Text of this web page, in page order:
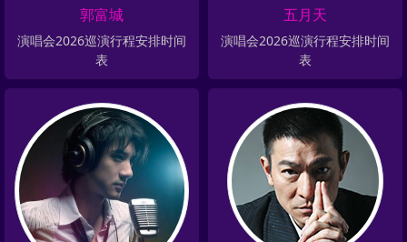
郭富城
演唱会2026巡演行程安排时间
表
五月天
演唱会2026巡演行程安排时间
表